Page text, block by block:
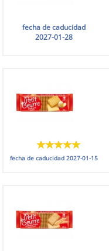
fecha de caducidad
2027-01-28
fecha de caducidad2027-01-15